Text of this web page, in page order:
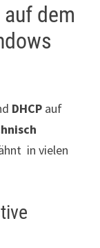
auf dem
DHCPauf
in vielen